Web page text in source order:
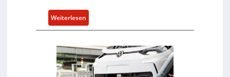
e
c
t
n
h
i
t
f
Weiterlesen:
F
a
u
n